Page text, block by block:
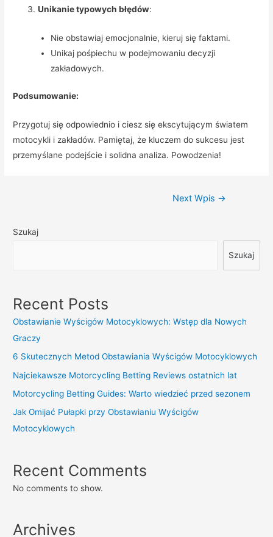
Unikanie typowych błędów:
Nie obstawiaj emocjonalnie, kieruj się faktami.
Unikaj pośpiechu w podejmowaniu decyzji
zakładowych.
Podsumowanie:
Przygotuj się odpowiednio i ciesz się ekscytującym światem
motocykli i zakładów. Pamiętaj, że kluczem do sukcesu jest
przemyślane podejście i solidna analiza. Powodzenia!
Next Wpis →
Szukaj
Szukaj
Recent Posts
Obstawianie Wyścigów Motocyklowych: Wstęp dla Nowych
Graczy
6 Skutecznych Metod Obstawiania Wyścigów Motocyklowych
Najciekawsze Motorcycling Betting Reviews ostatnich lat
Motorcycling Betting Guides: Warto wiedzieć przed sezonem
Jak Omijać Pułapki przy Obstawianiu Wyścigów
Motocyklowych
Recent Comments
No comments to show.
Archives